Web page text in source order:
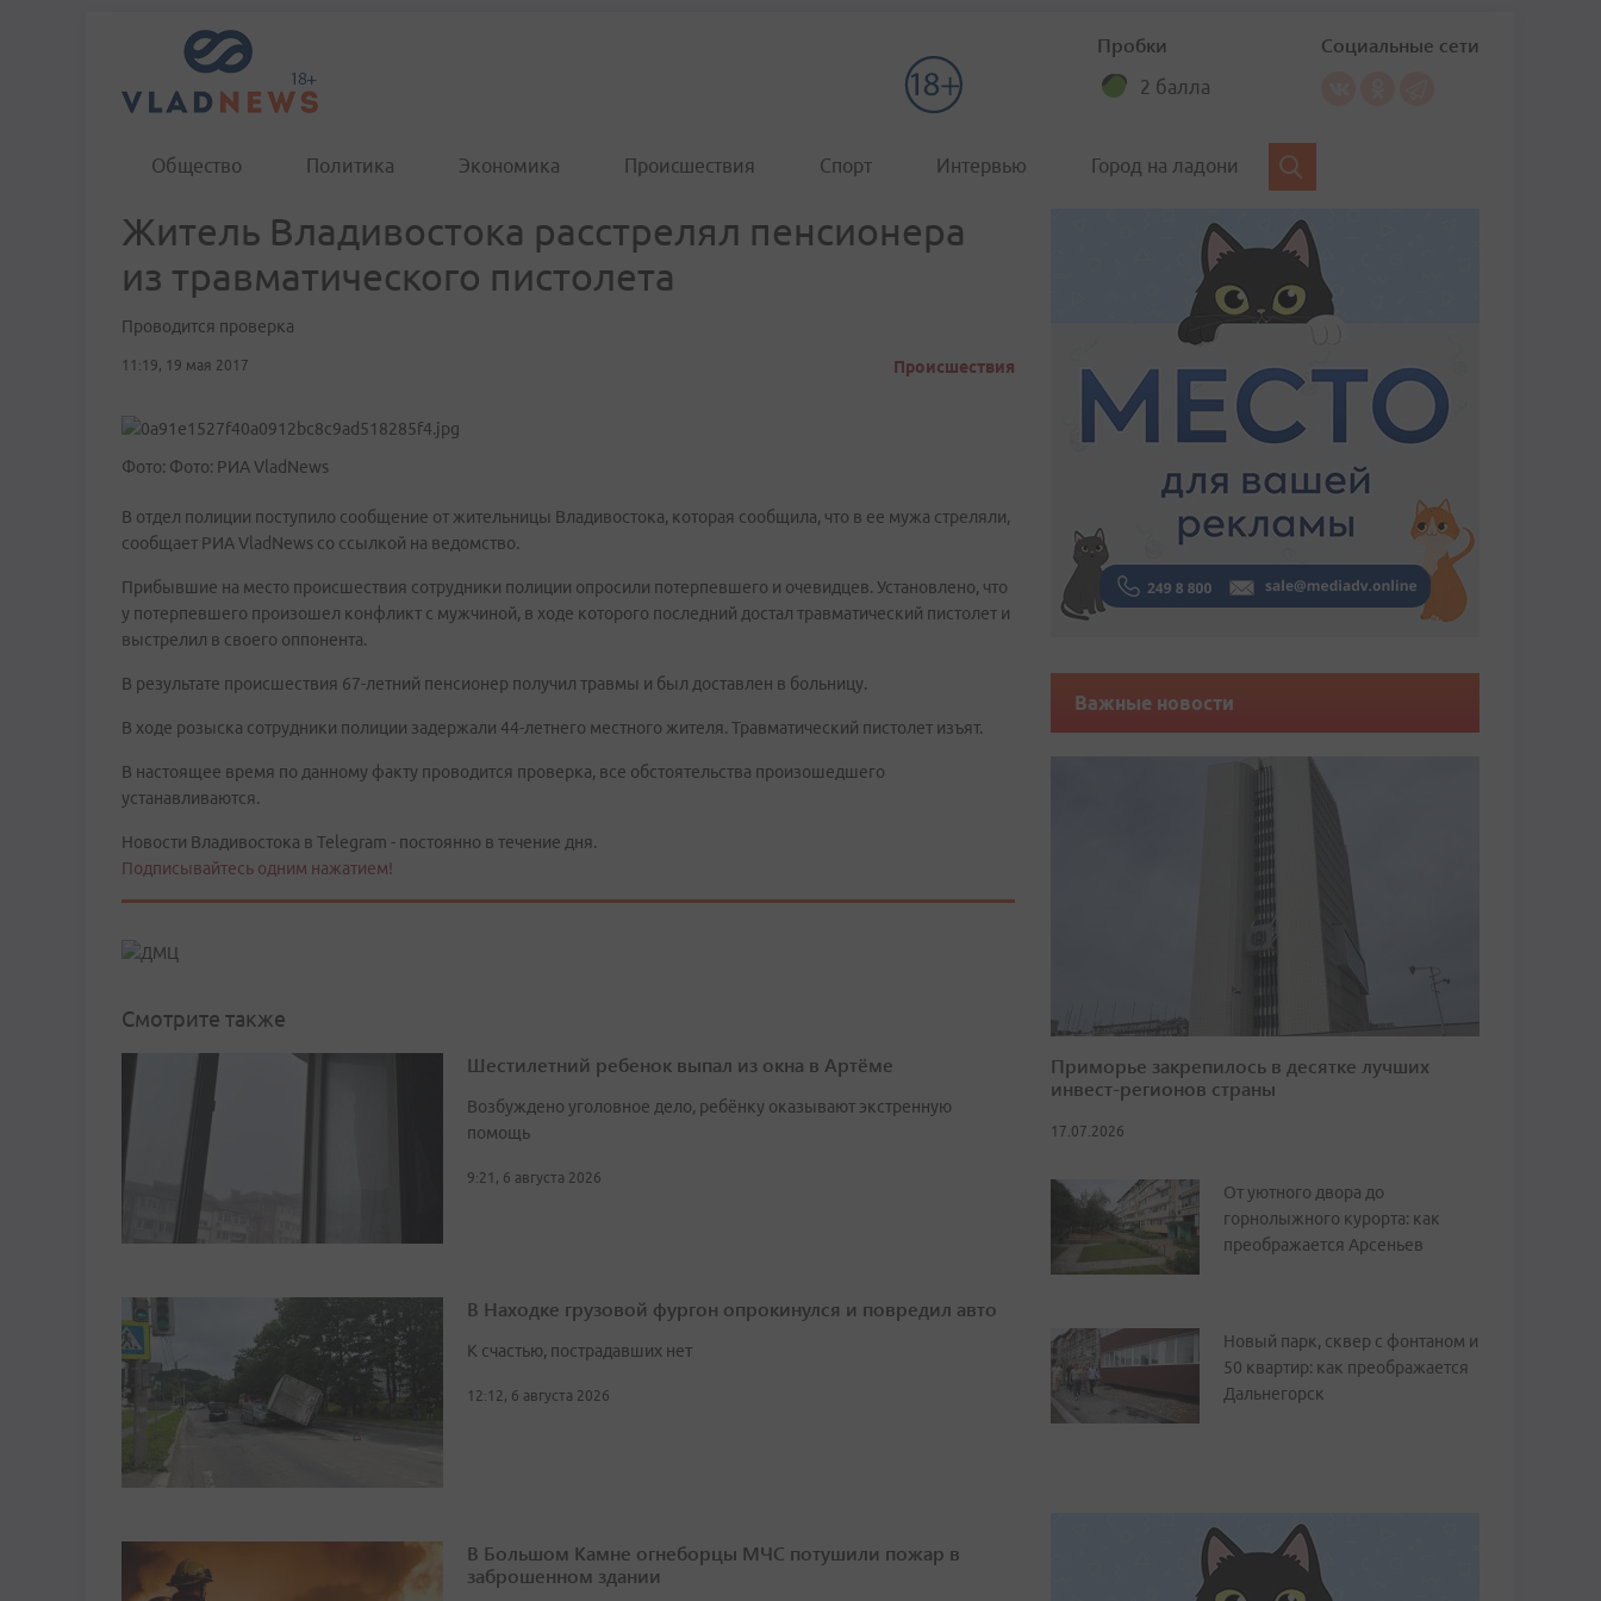
Пробки
2 балла
Социальные сети
Общество Политика Экономика Происшествия Спорт Интервью Город на ладони
Житель Владивостока расстрелял пенсионера
из травматического пистолета
Проводится проверка
11:19, 19 мая 2017 Происшествия
Фото: Фото: РИА VladNews
В отдел полиции поступило сообщение от жительницы Владивостока, которая сообщила, что в ее мужа стреляли,
сообщает РИА VladNews со ссылкой на ведомство.
Прибывшие на место происшествия сотрудники полиции опросили потерпевшего и очевидцев. Установлено, что
у потерпевшего произошел конфликт с мужчиной, в ходе которого последний достал травматический пистолет и
выстрелил в своего оппонента.
В результате происшествия 67-летний пенсионер получил травмы и был доставлен в больницу.
В ходе розыска сотрудники полиции задержали 44-летнего местного жителя. Травматический пистолет изъят.
В настоящее время по данному факту проводится проверка, все обстоятельства произошедшего
устанавливаются.
Новости Владивостока в Telegram - постоянно в течение дня.
Подписывайтесь одним нажатием!
Смотрите также
Шестилетний ребенок выпал из окна в Артёме
Возбуждено уголовное дело, ребёнку оказывают экстренную
помощь
9:21, 6 августа 2026
В Находке грузовой фургон опрокинулся и повредил авто
К счастью, пострадавших нет
12:12, 6 августа 2026
В Большом Камне огнеборцы МЧС потушили пожар в
заброшенном здании
Важные новости
Приморье закрепилось в десятке лучших
инвест-регионов страны
17.07.2026
От уютного двора до
горнолыжного курорта: как
преображается Арсеньев
Новый парк, сквер с фонтаном и
50 квартир: как преображается
Дальнегорск